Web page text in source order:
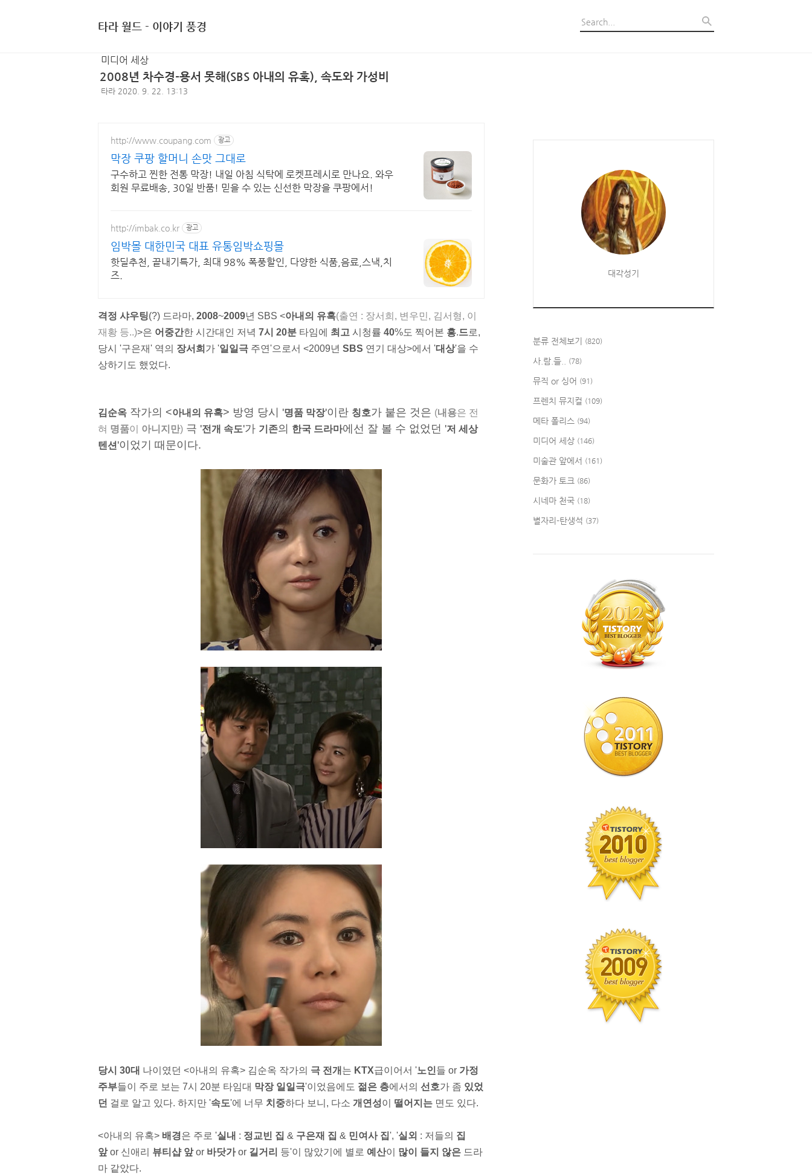
타라 월드 - 이야기 풍경
미디어 세상
2008년 차수경-용서 못해(SBS 아내의 유혹), 속도와 가성비
타라 2020. 9. 22. 13:13
http://www.coupang.com 광고
막장 쿠팡 할머니 손맛 그대로
구수하고 찐한 전통 막장! 내일 아침 식탁에 로켓프레시로 만나요. 와우
회원 무료배송, 30일 반품! 믿을 수 있는 신선한 막장을 쿠팡에서!
http://imbak.co.kr 광고
임박몰 대한민국 대표 유통임박쇼핑몰
핫딜추천, 끝내기특가, 최대 98% 폭풍할인, 다양한 식품,음료,스낵,치
즈.
격정 샤우팅(?) 드라마, 2008~2009년 SBS <아내의 유혹(출연 : 장서희, 변우민, 김서형, 이
재황 등..)>은 어중간한 시간대인 저녁 7시 20분 타임에 최고 시청률 40%도 찍어본 흥.드로,
당시 '구은재' 역의 장서희 가 '일일극 주연'으로서 <2009년 SBS 연기 대상>에서 '대상'을 수
상하기도 했었다.
김순옥 작가의 <아내의 유혹> 방영 당시 '명품 막장'이란 칭호가 붙은 것은 (내용은 전
혀 명품이 아니지만) 극 '전개 속도'가 기존의 한국 드라마에선 잘 볼 수 없었던 '저 세상
텐션 '이었기 때문이다.
당시 30대 나이였던 <아내의 유혹> 김순옥 작가의 극 전개 는 KTX급이어서 '노인들 or 가정
주부들이 주로 보는 7시 20분 타임대 막장 일일극'이었음에도 젊은 층에서의 선호가 좀 있었
던 걸로 알고 있다. 하지만 '속도'에 너무 치중하다 보니, 다소 개연성이 떨어지는 면도 있다.
<아내의 유혹> 배경은 주로 '실내 : 정교빈 집 & 구은재 집 & 민여사 집', '실외 : 저들의 집
앞 or 신애리 뷰티샵 앞 or 바닷가 or 길거리 등'이 많았기에 별로 예산이 많이 들지 않은 드라
마 같았다.
대각성기
분류 전체보기 (820)
사.람.들.. (78)
뮤직 or 싱어 (91)
프렌치 뮤지컬 (109)
메타 폴리스 (94)
미디어 세상 (146)
미술관 앞에서 (161)
문화가 토크 (86)
시네마 천국 (18)
별자리-탄생석 (37)